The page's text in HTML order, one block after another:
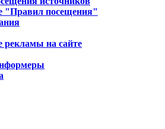
"Правил посещения"
рекламы на сайте